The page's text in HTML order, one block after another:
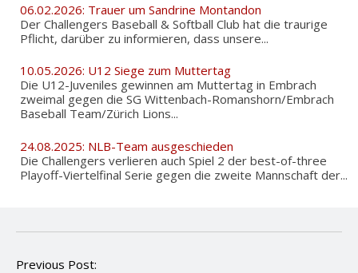
06.02.2026: Trauer um Sandrine Montandon
Der Challengers Baseball & Softball Club hat die traurige
Pflicht, darüber zu informieren, dass unsere...
10.05.2026: U12 Siege zum Muttertag
Die U12-Juveniles gewinnen am Muttertag in Embrach
zweimal gegen die SG Wittenbach-Romanshorn/Embrach
Baseball Team/Zürich Lions...
24.08.2025: NLB-Team ausgeschieden
Die Challengers verlieren auch Spiel 2 der best-of-three
Playoff-Viertelfinal Serie gegen die zweite Mannschaft der...
P
Previous Post: